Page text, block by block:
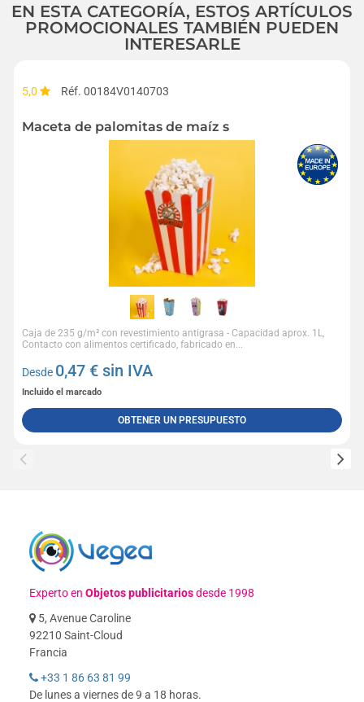
EN ESTA CATEGORÍA, ESTOS ARTÍCULOS
PROMOCIONALES TAMBIÉN PUEDEN
INTERESARLE
5,0 Réf. 00184V0140703
Maceta de palomitas de maíz s
Caja de 235 g/m² con revestimiento antigrasa - Capacidad aprox. 1L,
Contacto con alimentos certificado, fabricado en...
Desde 0,47 € sin IVA
Incluido el marcado
OBTENER UN PRESUPUESTO
Experto enObjetos publicitariosdesde 1998
5, Avenue Caroline
92210 Saint-Cloud
Francia
+33 1 86 63 81 99
De lunes a viernes de 9 a 18 horas.